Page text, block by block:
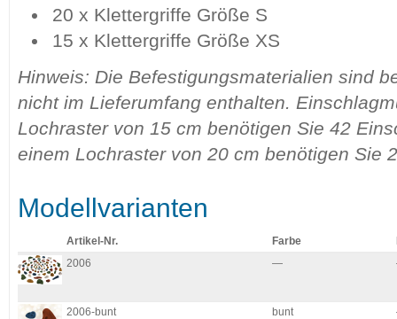
20 x Klettergriffe Größe S
15 x Klettergriffe Größe XS
Hinweis: Die Befestigungsmaterialien sind
nicht im Lieferumfang enthalten.
Lochraster von 15 cm benötigen Sie 42
einem Lochraster von 20 cm benötigen Sie
Modellvarianten
Artikel-Nr. Farbe
2006
—
2006-bunt bunt